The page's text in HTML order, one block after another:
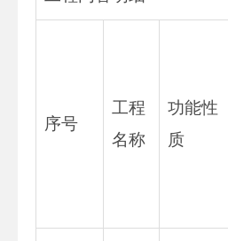
序号
工程
名称
功能性
质